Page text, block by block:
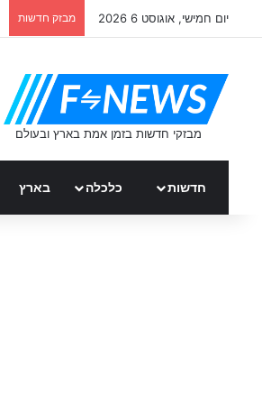
יום חמישי, אוגוסט 6 2026 מבזק חדשות
חדשות כלכלה בארץ